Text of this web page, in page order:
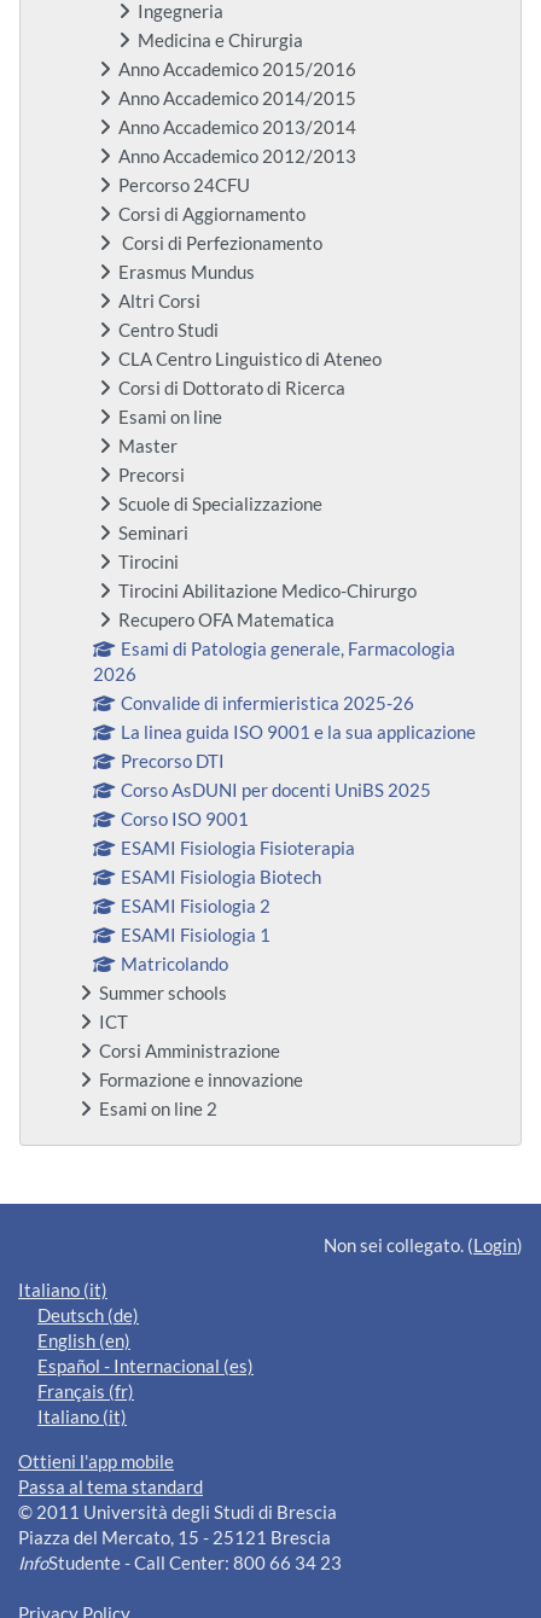
Ingegneria
Medicina e Chirurgia
Anno Accademico 2015/2016
Anno Accademico 2014/2015
Anno Accademico 2013/2014
Anno Accademico 2012/2013
Percorso 24CFU
Corsi di Aggiornamento
Corsi di Perfezionamento
Erasmus Mundus
Altri Corsi
Centro Studi
CLA Centro Linguistico di Ateneo
Corsi di Dottorato di Ricerca
Esami on line
Master
Precorsi
Scuole di Specializzazione
Seminari
Tirocini
Tirocini Abilitazione Medico-Chirurgo
Recupero OFA Matematica
Esami di Patologia generale, Farmacologia
2026
Convalide di infermieristica 2025-26
La linea guida ISO 9001 e la sua applicazione
Precorso DTI
Corso AsDUNI per docenti UniBS 2025
Corso ISO 9001
ESAMI Fisiologia Fisioterapia
ESAMI Fisiologia Biotech
ESAMI Fisiologia 2
ESAMI Fisiologia 1
Matricolando
Summer schools
ICT
Corsi Amministrazione
Formazione e innovazione
Esami on line 2
Blocchi supplementari
Non sei collegato. (Login)
Italiano ‎(it)‎
Deutsch ‎(de)‎
English ‎(en)‎
Español - Internacional ‎(es)‎
Français ‎(fr)‎
Italiano ‎(it)‎
Ottieni l'app mobile
Passa al tema standard
© 2011 Università degli Studi di Brescia
Piazza del Mercato, 15 - 25121 Brescia
InfoStudente - Call Center: 800 66 34 23
Privacy Policy